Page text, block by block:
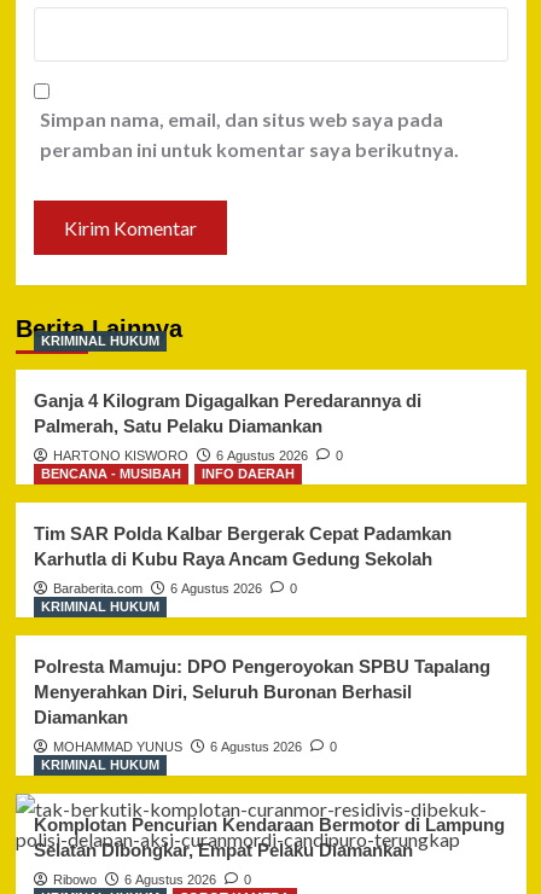
Simpan nama, email, dan situs web saya pada
peramban ini untuk komentar saya berikutnya.
Berita Lainnya
KRIMINAL HUKUM
Ganja 4 Kilogram Digagalkan Peredarannya di
Palmerah, Satu Pelaku Diamankan
HARTONO KISWORO 6 Agustus 2026
0
BENCANA - MUSIBAH
INFO DAERAH
Tim SAR Polda Kalbar Bergerak Cepat Padamkan
Karhutla di Kubu Raya Ancam Gedung Sekolah
Baraberita.com 6 Agustus 2026
0
KRIMINAL HUKUM
Polresta Mamuju: DPO Pengeroyokan SPBU Tapalang
Menyerahkan Diri, Seluruh Buronan Berhasil
Diamankan
MOHAMMAD YUNUS 6 Agustus 2026
0
KRIMINAL HUKUM
Komplotan Pencurian Kendaraan Bermotor di Lampung
Selatan Dibongkar, Empat Pelaku Diamankan
Ribowo 6 Agustus 2026
0